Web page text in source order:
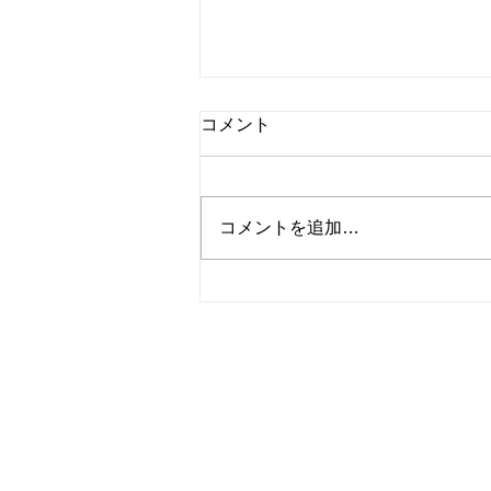
桃のチーズケーキ
コメント
コメントを追加…